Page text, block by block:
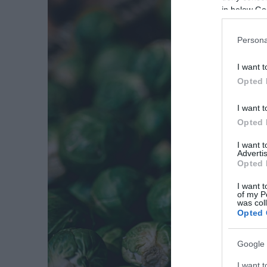
in below
I want
Opted
I want
Opted
I want
Opted
I want
of my
was
Opted
Google
I want